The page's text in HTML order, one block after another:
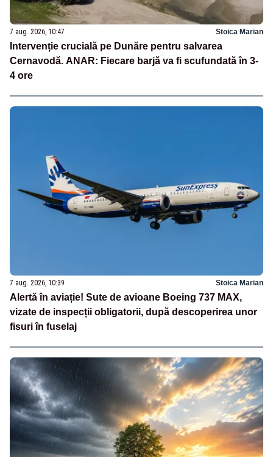
7 aug. 2026, 10:47 Stoica Marian
Intervenție crucială pe Dunăre pentru salvarea
Cernavodă. ANAR: Fiecare barjă va fi scufundată în 3-
4 ore
7 aug. 2026, 10:39 Stoica Marian
Alertă în aviație! Sute de avioane Boeing 737 MAX,
vizate de inspecții obligatorii, după descoperirea unor
fisuri în fuselaj